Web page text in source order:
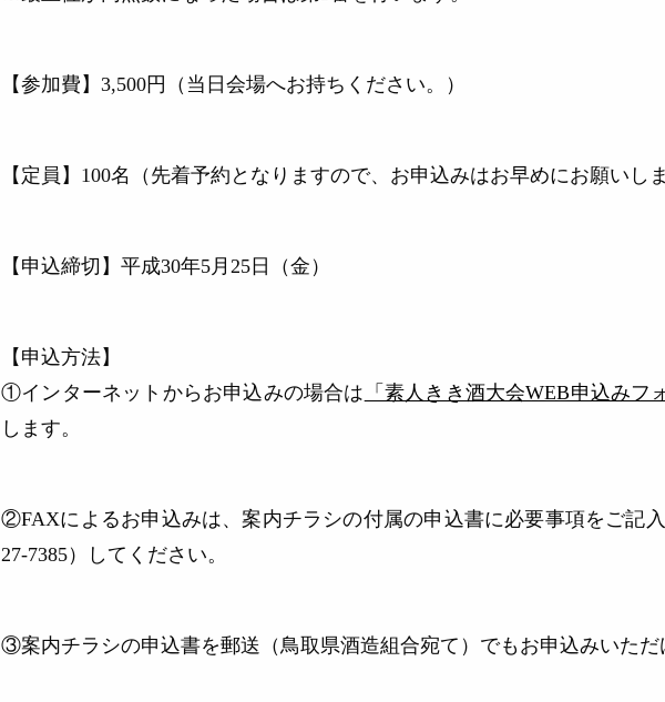
【参加費】 3,500円（当日会場へお持ちください。）
【定員】 100名（ 先着予約となりますので、お申込みはお早めにお願いし
【申込締切】 平成30年5月25日（金）
【申込方法】
①インターネットからお申込みの場合は 「素人きき酒大会WEB申込みフ
します。
②FAXによるお申込みは、案内チラシの付属の申込書に必要事項をご記
27-7385）してください。
③案内チラシの申込書を郵送（鳥取県酒造組合宛て）でもお申込みいただ